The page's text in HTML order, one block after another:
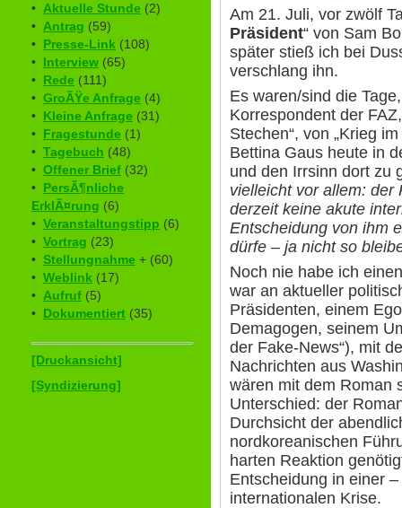
• Aktuelle Stunde (2)
• Antrag (59)
• Presse-Link (108)
• Interview (65)
• Rede (111)
• GroÃŸe Anfrage (4)
• Kleine Anfrage (31)
• Fragestunde (1)
• Tagebuch (48)
• Offener Brief (32)
• PersÃ¶nliche
ErklÃ¤rung (6)
• Veranstaltungstipp (6)
• Vortrag (23)
• Stellungnahme + (60)
• Weblink (17)
• Aufruf (5)
• Dokumentiert (35)
[Druckansicht]
[Syndizierung]
Am 21. Juli, vor zwölf
Präsident“ von Sam
später stieß ich bei
verschlang ihn.
Es waren/sind die
Korrespondent der
Stechen“, von „Krieg
Bettina Gaus heute in
und den Irrsinn dort zu
vielleicht vor allem: der
derzeit keine akute
Entscheidung von ihm
dürfe – ja nicht so
Noch nie habe ich
war an aktueller
Präsidenten, einem
Demagogen, seinem
der Fake-News“), mit
Nachrichten aus
wären mit dem Roman
Unterschied: der
Durchsicht der
nordkoreanischen
harten Reaktion
Entscheidung in einer
internationalen Krise.